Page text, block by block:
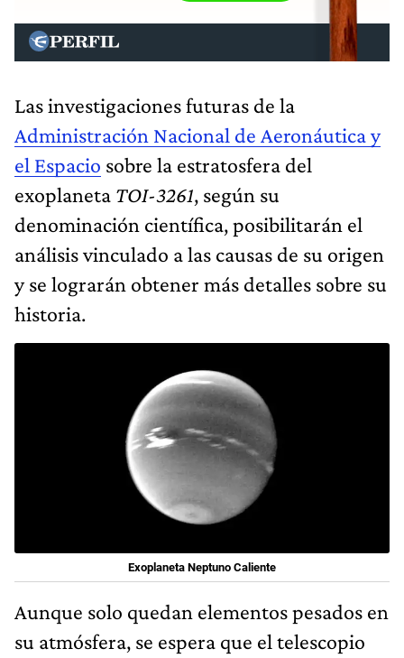
Las investigaciones futuras de la
Administración Nacional de Aeronáutica y
el Espacio sobre la estratosfera del
exoplaneta TOI-3261, según su
denominación científica, posibilitarán el
análisis vinculado a las causas de su origen
y se lograrán obtener más detalles sobre su
historia.
Exoplaneta Neptuno Caliente
Aunque solo quedan elementos pesados en
su atmósfera, se espera que el telescopio